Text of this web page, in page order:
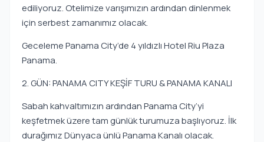
ediliyoruz. Otelimize varışımızın ardından dinlenmek
için serbest zamanımız olacak.
Geceleme Panama City’de 4 yıldızlı Hotel Riu Plaza
Panama.
2. GÜN: PANAMA CITY KEŞİF TURU & PANAMA KANALI
Sabah kahvaltımızın ardından Panama City’yi
keşfetmek üzere tam günlük turumuza başlıyoruz. İlk
durağımız Dünyaca ünlü Panama Kanalı olacak.